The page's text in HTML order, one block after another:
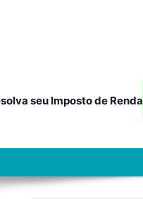
seu Imposto de Renda